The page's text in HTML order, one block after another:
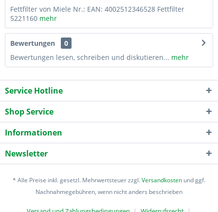
Fettfilter von Miele Nr.: EAN: 4002512346528 Fettfilter
5221160 mehr
Bewertungen
0
Bewertungen lesen, schreiben und diskutieren... mehr
Service Hotline
Shop Service
Informationen
Newsletter
* Alle Preise inkl. gesetzl. Mehrwertsteuer zzgl.Versandkosten und ggf.
Nachnahmegebühren, wenn nicht anders beschrieben